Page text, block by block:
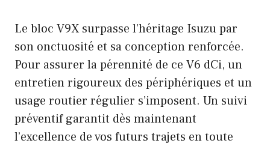
Le bloc V9X surpasse l’héritage Isuzu par
son onctuosité et sa conception renforcée.
Pour assurer la pérennité de ce V6 dCi, un
entretien rigoureux des périphériques et un
usage routier régulier s’imposent. Un suivi
préventif garantit dès maintenant
l’excellence de vos futurs trajets en toute